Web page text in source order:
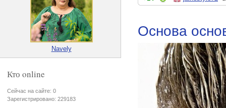
Основа
Navely
Кто online
Сейчас на сайте: 0
Зарегистрировано: 229183